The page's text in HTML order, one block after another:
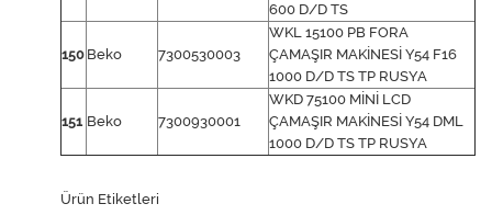
600 D/D TS
150 Beko 7300530003
WKL 15100 PB FORA
ÇAMAŞIR MAKİNESİ Y54 F16
1000 D/D TS TP RUSYA
151 Beko 7300930001
WKD 75100 MİNİ LCD
ÇAMAŞIR MAKİNESİ Y54 DML
1000 D/D TS TP RUSYA
Ürün Etiketleri